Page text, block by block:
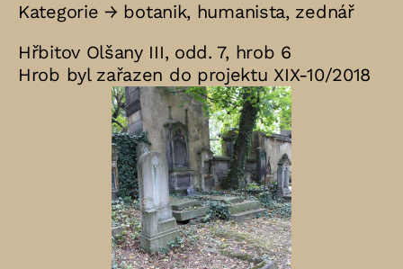
Kategorie → botanik, humanista, zednář
Hřbitov Olšany III, odd. 7, hrob 6
Hrob byl zařazen do projektu XIX-10/2018